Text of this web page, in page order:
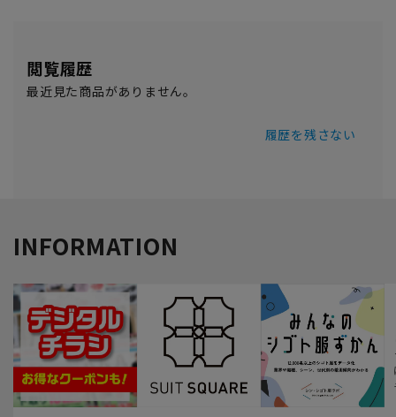
閲覧履歴
最近見た商品がありません。
履歴を残さない
INFORMATION